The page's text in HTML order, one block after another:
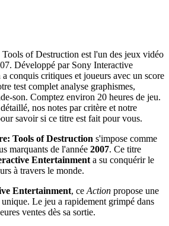
of Destruction est l'un des jeux vidéo
Développé par Sony Interactive
conquis critiques et joueurs avec un score
test complet analyse graphismes,
son. Comptez environ 20 heures de jeu.
nos notes par critère et notre
savoir si ce titre est fait pour vous.
Tools of Destruction s'impose comme
marquants de l'année 2007. Ce titre
Entertainment a su conquérir le
à travers le monde.
Entertainment, ce Action propose une
Le jeu a rapidement grimpé dans
ventes dès sa sortie.